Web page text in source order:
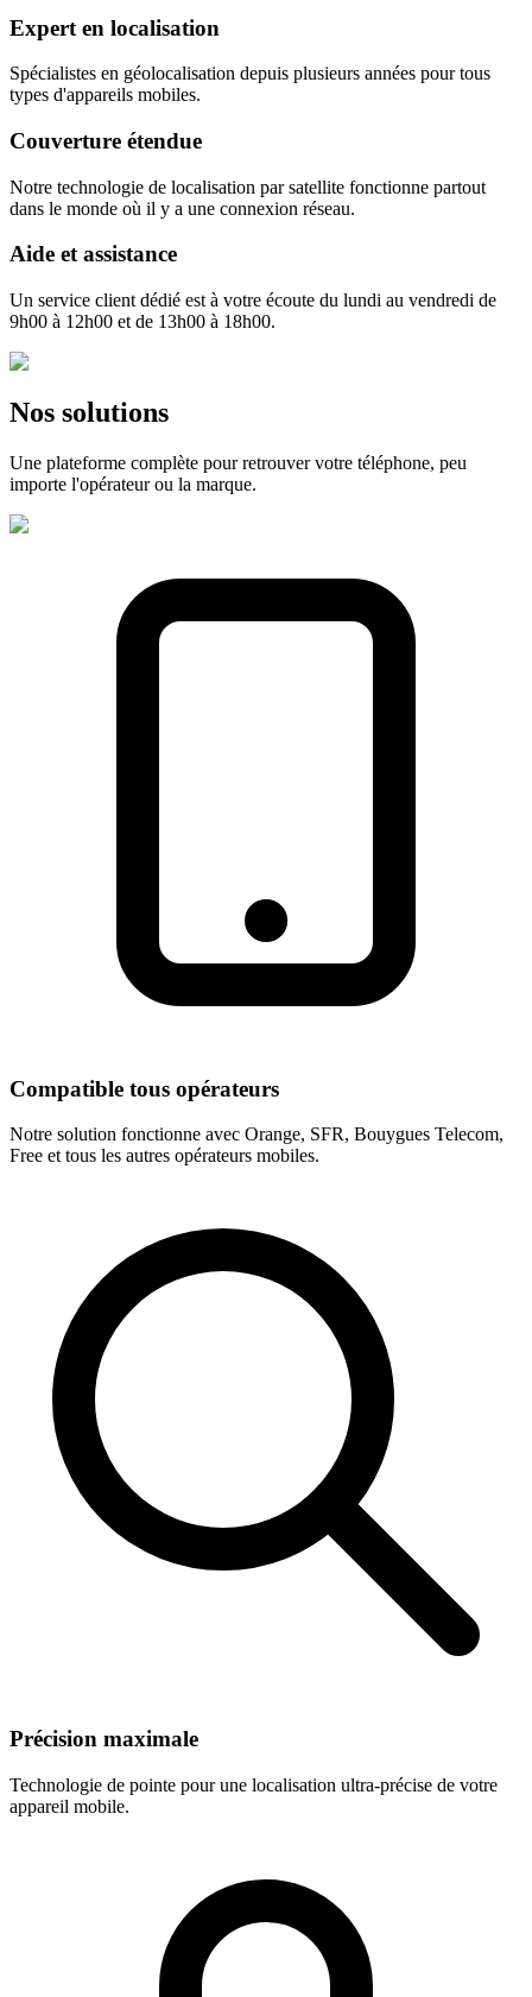
Expert en localisation
Spécialistes en géolocalisation depuis plusieurs années pour tous
types d'appareils mobiles.
Couverture étendue
Notre technologie de localisation par satellite fonctionne partout
dans le monde où il y a une connexion réseau.
Aide et assistance
Un service client dédié est à votre écoute du lundi au vendredi de
9h00 à 12h00 et de 13h00 à 18h00.
Nos solutions
Une plateforme complète pour retrouver votre téléphone, peu
importe l'opérateur ou la marque.
Compatible tous opérateurs
Notre solution fonctionne avec Orange, SFR, Bouygues Telecom,
Free et tous les autres opérateurs mobiles.
Précision maximale
Technologie de pointe pour une localisation ultra-précise de votre
appareil mobile.